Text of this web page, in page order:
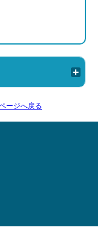
ージへ戻る